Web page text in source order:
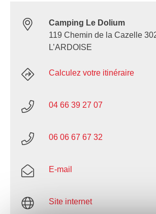
Camping Le Dolium
119 Chemin de la Cazelle
L’ARDOISE
Calculez votre itinéraire
04 66 39 27 07
06 06 67 67 32
E-mail
Site internet